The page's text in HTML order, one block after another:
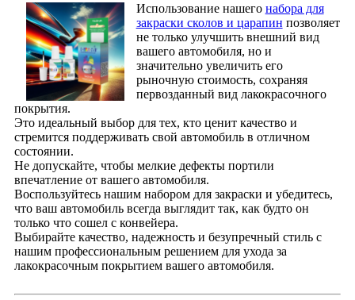
Использование нашего набора для
закраски сколов и царапин позволяет
не только улучшить внешний вид
вашего автомобиля, но и
значительно увеличить его
рыночную стоимость, сохраняя
первозданный вид лакокрасочного
покрытия.
Это идеальный выбор для тех, кто ценит качество и
стремится поддерживать свой автомобиль в отличном
состоянии.
Не допускайте, чтобы мелкие дефекты портили
впечатление от вашего автомобиля.
Воспользуйтесь нашим набором для закраски и убедитесь,
что ваш автомобиль всегда выглядит так, как будто он
только что сошел с конвейера.
Выбирайте качество, надежность и безупречный стиль с
нашим профессиональным решением для ухода за
лакокрасочным покрытием вашего автомобиля.